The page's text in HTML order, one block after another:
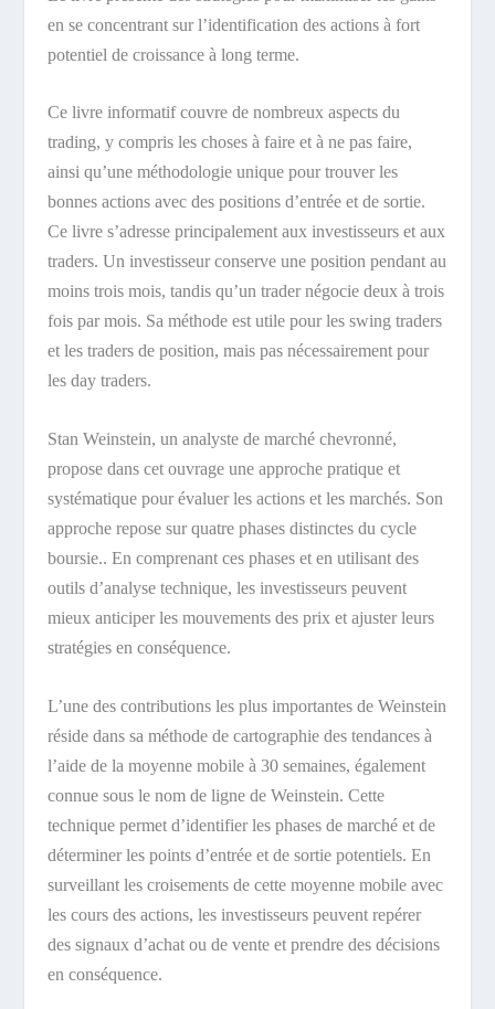
en se concentrant sur l’identification des actions à fort
potentiel de croissance à long terme.
Ce livre informatif couvre de nombreux aspects du
trading, y compris les choses à faire et à ne pas faire,
ainsi qu’une méthodologie unique pour trouver les
bonnes actions avec des positions d’entrée et de sortie.
Ce livre s’adresse principalement aux investisseurs et aux
traders. Un investisseur conserve une position pendant au
moins trois mois, tandis qu’un trader négocie deux à trois
fois par mois. Sa méthode est utile pour les swing traders
et les traders de position, mais pas nécessairement pour
les day traders.
Stan Weinstein, un analyste de marché chevronné,
propose dans cet ouvrage une approche pratique et
systématique pour évaluer les actions et les marchés. Son
approche repose sur quatre phases distinctes du cycle
boursie.. En comprenant ces phases et en utilisant des
outils d’analyse technique, les investisseurs peuvent
mieux anticiper les mouvements des prix et ajuster leurs
stratégies en conséquence.
L’une des contributions les plus importantes de Weinstein
réside dans sa méthode de cartographie des tendances à
l’aide de la moyenne mobile à 30 semaines, également
connue sous le nom de ligne de Weinstein. Cette
technique permet d’identifier les phases de marché et de
déterminer les points d’entrée et de sortie potentiels. En
surveillant les croisements de cette moyenne mobile avec
les cours des actions, les investisseurs peuvent repérer
des signaux d’achat ou de vente et prendre des décisions
en conséquence.